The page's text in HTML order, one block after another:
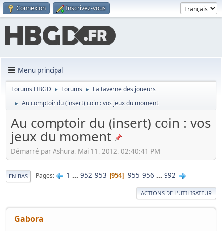
Connexion Inscrivez-vous
Menu principal
Forums HBGD ► Forums ► La taverne des joueurs
► Au comptoir du (insert) coin : vos jeux du moment
Au comptoir du (insert) coin : vos
jeux du moment
Démarré par Ashura, Mai 11, 2012, 02:40:41 PM
EN BAS Pages 1 ... 952 953 954 955 956 ... 992
ACTIONS DE L'UTILISATEUR
Gabora